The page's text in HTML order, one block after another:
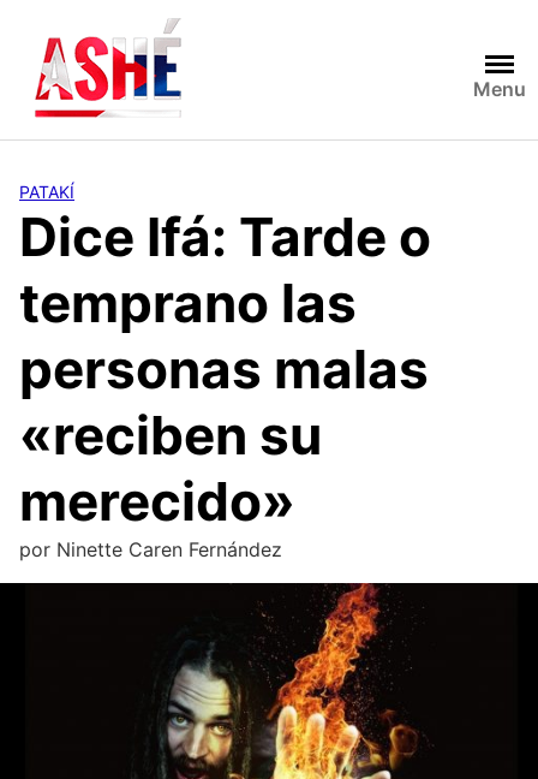
contenido
Menu
PATAKÍ
Dice Ifá: Tarde o
temprano las
personas malas
«reciben su
merecido»
por Ninette Caren Fernández